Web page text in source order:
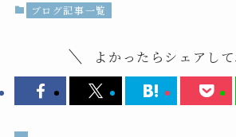
ブログ記事一覧
よかったらシェアして